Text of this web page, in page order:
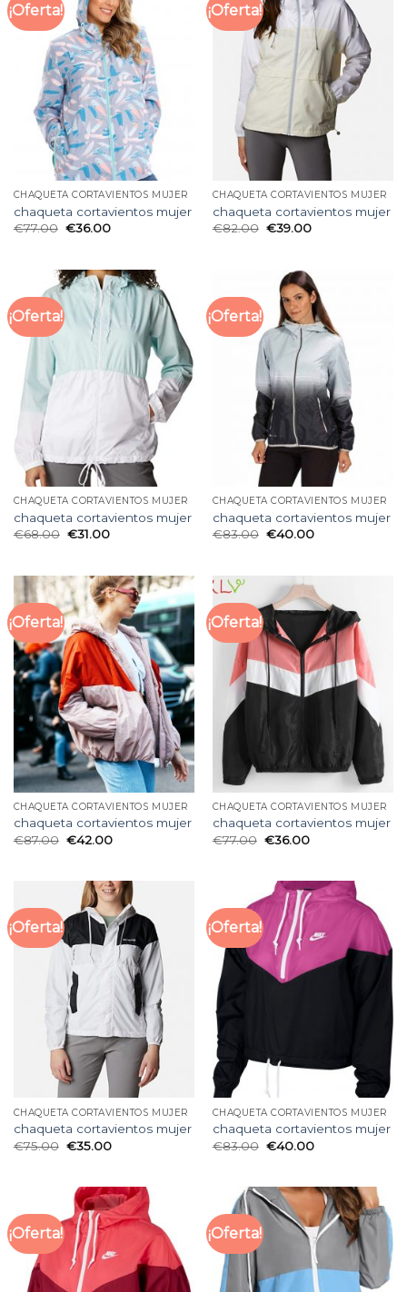
¡Oferta!
CHAQUETA CORTAVIENTOS MUJER
chaqueta cortavientos mujer
€77.00 €36.00
¡Oferta!
CHAQUETA CORTAVIENTOS MUJER
chaqueta cortavientos mujer
€82.00 €39.00
¡Oferta!
CHAQUETA CORTAVIENTOS MUJER
chaqueta cortavientos mujer
€68.00 €31.00
¡Oferta!
CHAQUETA CORTAVIENTOS MUJER
chaqueta cortavientos mujer
€83.00 €40.00
¡Oferta!
CHAQUETA CORTAVIENTOS MUJER
chaqueta cortavientos mujer
€87.00 €42.00
¡Oferta!
CHAQUETA CORTAVIENTOS MUJER
chaqueta cortavientos mujer
€77.00 €36.00
¡Oferta!
CHAQUETA CORTAVIENTOS MUJER
chaqueta cortavientos mujer
€75.00 €35.00
¡Oferta!
CHAQUETA CORTAVIENTOS MUJER
chaqueta cortavientos mujer
€83.00 €40.00
¡Oferta! ¡Oferta!